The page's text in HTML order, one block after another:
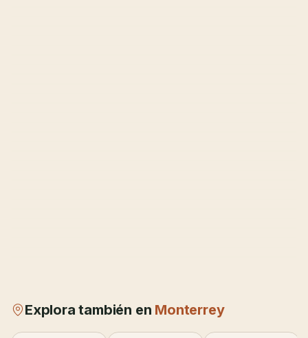
Explora también en Monterrey